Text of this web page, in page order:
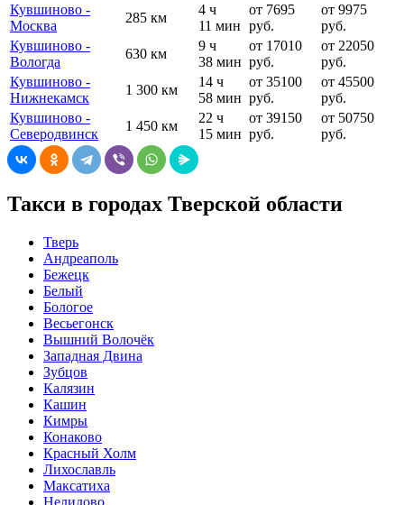
Кувшиново -
Москва
285 км
4 ч
11 мин
от 7695
руб.
от 9975
руб.
Кувшиново -
Вологда
630 км
9 ч
38 мин
от 17010
руб.
от 22050
руб.
Кувшиново -
Нижнекамск
1 300 км
14 ч
58 мин
от 35100
руб.
от 45500
руб.
Кувшиново -
Северодвинск
1 450 км
22 ч
15 мин
от 39150
руб.
от 50750
руб.
Такси в городах Тверской области
Тверь
Андреаполь
Бежецк
Белый
Бологое
Весьегонск
Вышний Волочёк
Западная Двина
Зубцов
Калязин
Кашин
Кимры
Конаково
Красный Холм
Лихославль
Максатиха
Нелидово